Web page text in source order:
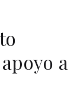
a